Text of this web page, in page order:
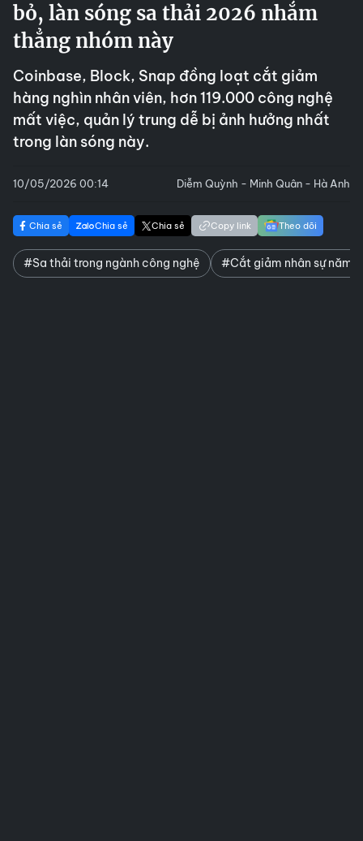
bỏ, làn sóng sa thải 2026 nhắm
thẳng nhóm này
Coinbase, Block, Snap đồng loạt cắt giảm
hàng nghìn nhân viên, hơn 119.000 công nghệ
mất việc, quản lý trung dễ bị ảnh hưởng nhất
trong làn sóng này.
10/05/2026 00:14 Diễm Quỳnh - Minh Quân - Hà Anh
Chia sẻ Chia sẻ Chia sẻ Copy link Theo dõi
#Sa thải trong ngành công nghệ #Cắt giảm nhân sự năm